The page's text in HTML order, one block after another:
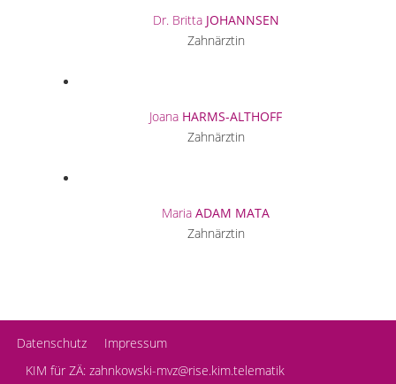
Dr. Britta JOHANNSEN
Zahnärztin
Joana HARMS-ALTHOFF
Zahnärztin
Maria ADAM MATA
Zahnärztin
Datenschutz
Impressum
KIM für ZÄ: zahnkowski-mvz@rise.kim.telematik